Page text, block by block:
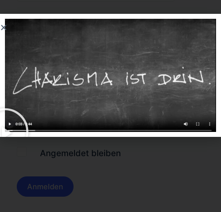
Forgot Password?
Angemeldet bleiben